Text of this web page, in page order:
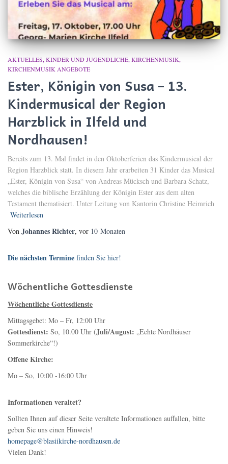
AKTUELLES KINDER UND JUGENDLICHE KIRCHENMUSIK
KIRCHENMUSIK ANGEBOTE
Ester, Königin von Susa – 13.
Kindermusical der Region
Harzblick in Ilfeld und
Nordhausen!
Bereits zum 13. Mal findet in den Oktoberferien das Kindermusical der
Region Harzblick statt. In diesem Jahr erarbeiten 31 Kinder das Musical
„Ester, Königin von Susa“ von Andreas Mücksch und Barbara Schatz,
welches die biblische Erzählung der Königin Ester aus dem alten
Testament thematisiert. Unter Leitung von Kantorin Christine Heimrich
Weiterlesen
Von Johannes Richter, vor 10 Monaten
Die nächsten Termine finden Sie hier!
Wöchentliche Gottesdienste
Wöchentliche Gottesdienste
Mittagsgebet: Mo – Fr, 12:00 Uhr
Gottesdienst: So, 10.00 Uhr (Juli/August: „Echte Nordhäuser
Sommerkirche“!)
Offene Kirche:
Mo – So, 10:00 -16:00 Uhr
Informationen veraltet?
Sollten Ihnen auf dieser Seite veraltete Informationen auffallen, bitte
geben Sie uns einen Hinweis!
homepage@blasiikirche-nordhausen.de
Vielen Dank!